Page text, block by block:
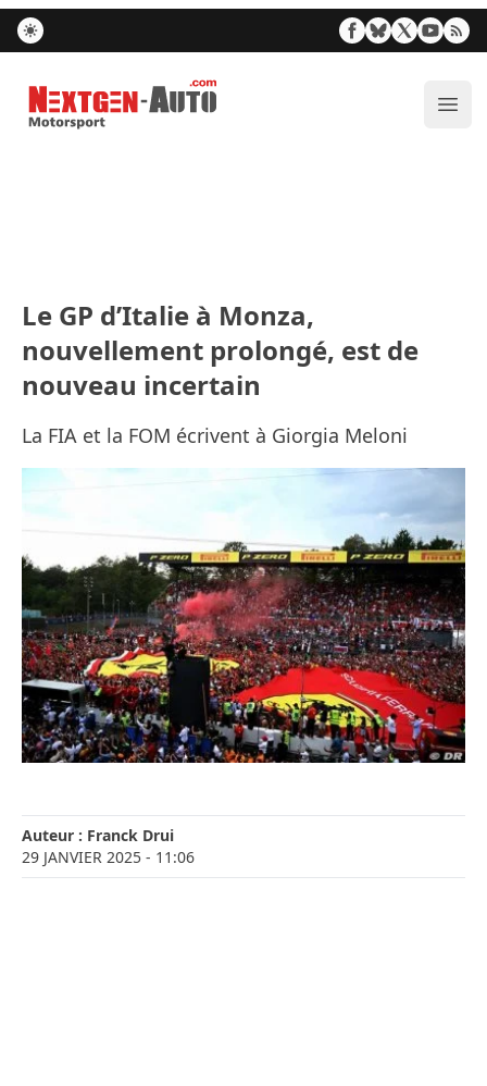
Nextgen-Auto.com
Le GP d’Italie à Monza,
nouvellement prolongé, est de
nouveau incertain
La FIA et la FOM écrivent à Giorgia Meloni
Auteur : Franck Drui
29 JANVIER 2025 - 11:06